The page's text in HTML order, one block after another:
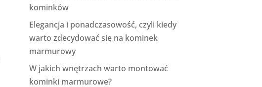
kominków
Elegancja i ponadczasowość, czyli kiedy
warto zdecydować się na kominek
marmurowy
W jakich wnętrzach warto montować
kominki marmurowe?